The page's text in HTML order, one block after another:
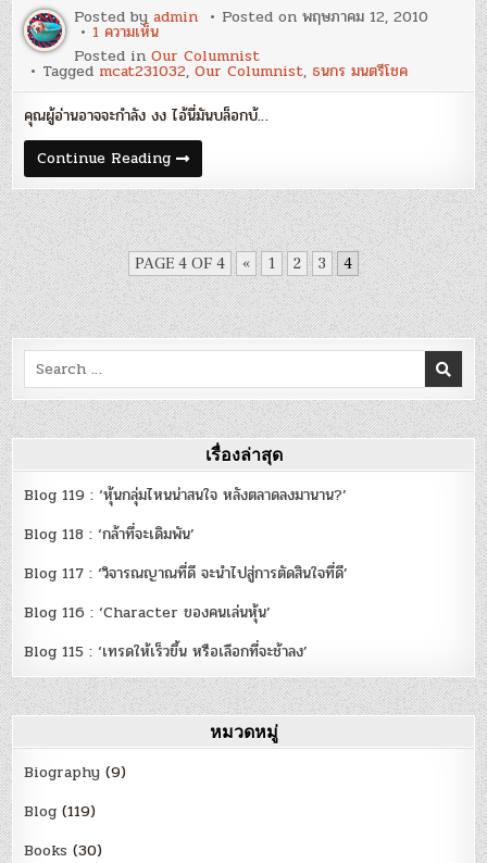
สุวรรณ
โภคิน
Posted byadmin Posted onพฤษภาคม 12, 2010
1 ความเห็นบน
ก้าว
แรก
:
ธนกร
มนตรี
โชค
Posted inOur Columnist
Tagged mcat231032,Our Columnist, ธนกร มนตรีโชค
คุณผู้อ่านอาจจะกำลัง งง ไอ้นี่มันบล็อกบ้…
Continue Readingก้าว
แรก
:
ธนกร
มนตรี
โชค
PAGE 4 OF 4 « 1 2 3 4
Search
for:
เรื่องล่าสุด
Blog 119 : ‘หุ้นกลุ่มไหนน่าสนใจ หลังตลาดลงมานาน?’
Blog 118 : ‘กล้าที่จะเดิมพัน’
Blog 117 : ‘วิจารณญาณที่ดี จะนำไปสู่การตัดสินใจที่ดี’
Blog 116 : ‘Character ของคนเล่นหุ้น’
Blog 115 : ‘เทรดให้เร็วขึ้น หรือเลือกที่จะช้าลง’
หมวดหมู่
Biography (9)
Blog (119)
Books (30)